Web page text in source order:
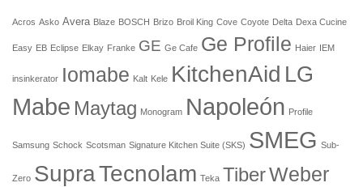
Acros Asko Avera Blaze BOSCH Brizo Broil King Cove Coyote Delta Dexa Cucine
Easy EB Eclipse Elkay Franke GE Ge Cafe Ge Profile Haier IEM
insinkerator Iomabe Kalt Kele KitchenAid LG
Mabe Maytag Monogram Napoleón Profile
Samsung Schock Scotsman Signature Kitchen Suite (SKS) SMEG Sub-
Zero SupraTecnolam Teka TiberWeber